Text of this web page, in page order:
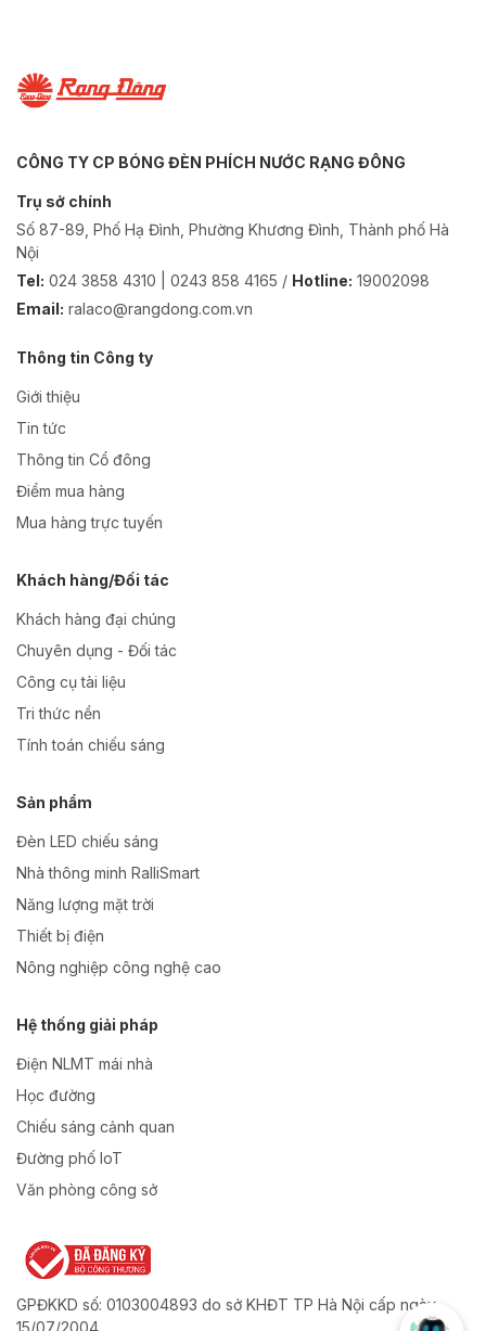
CÔNG TY CP BÓNG ĐÈN PHÍCH NƯỚC RẠNG ĐÔNG
Trụ sở chính
Số 87-89, Phố Hạ Đình, Phường Khương Đình, Thành phố Hà
Nội
Tel: 024 3858 4310 | 0243 858 4165 / Hotline: 19002098
Email: ralaco@rangdong.com.vn
Thông tin Công ty
Giới thiệu
Tin tức
Thông tin Cổ đông
Điểm mua hàng
Mua hàng trực tuyến
Khách hàng/Đối tác
Khách hàng đại chúng
Chuyên dụng - Đối tác
Công cụ tài liệu
Tri thức nền
Tính toán chiếu sáng
Sản phẩm
Đèn LED chiếu sáng
Nhà thông minh RalliSmart
Năng lượng mặt trời
Thiết bị điện
Nông nghiệp công nghệ cao
Hệ thống giải pháp
Điện NLMT mái nhà
Học đường
Chiếu sáng cảnh quan
Đường phố IoT
Văn phòng công sở
GPĐKKD số: 0103004893 do sở KHĐT TP Hà Nội cấp ngày
15/07/2004